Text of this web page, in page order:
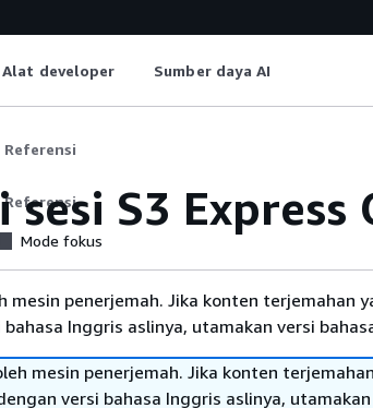
Alat developer Sumber daya AI
Referensi
Referensi S3 Express
Mode fokus
mesin penerjemah. Jika konten terjemahan
Inggris aslinya, utamakan versi
mesin penerjemah. Jika konten
versi bahasa Inggris aslinya,